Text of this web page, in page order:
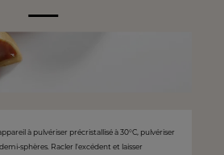
à pulvériser précristallisé à 30°C, pulvériser
sphères. Racler l'excédent et laisser